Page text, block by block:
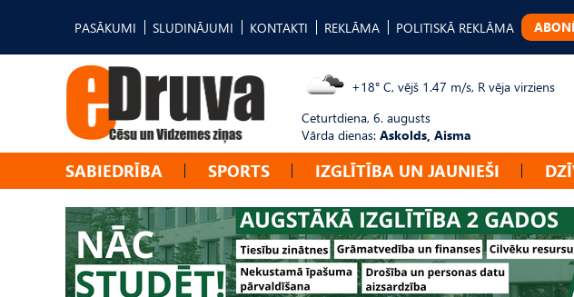
PASĀKUMI SLUDINĀJUMI KONTAKTI REKLĀMA POLITISKĀ REKLĀMA
+18° C, vējš 1.47 m/s, R vēja virziens
Ceturtdiena, 6. augusts
Vārda dienas: Askolds, Aisma
SABIEDRĪBA SPORTS IZGLĪTĪBA UN JAUNIEŠI